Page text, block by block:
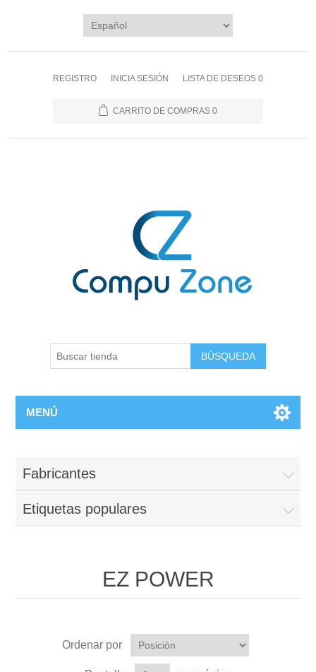
REGISTRO INICIA SESIÓN LISTA DE DESEOS 0
CARRITO DE COMPRAS 0
BÚSQUEDA
MENÚ
Fabricantes
Etiquetas populares
EZ POWER
Ordenar por